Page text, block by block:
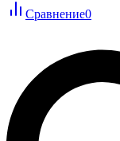
Сравнение0